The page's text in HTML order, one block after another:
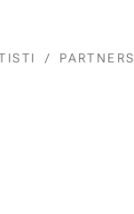
PARTNERS